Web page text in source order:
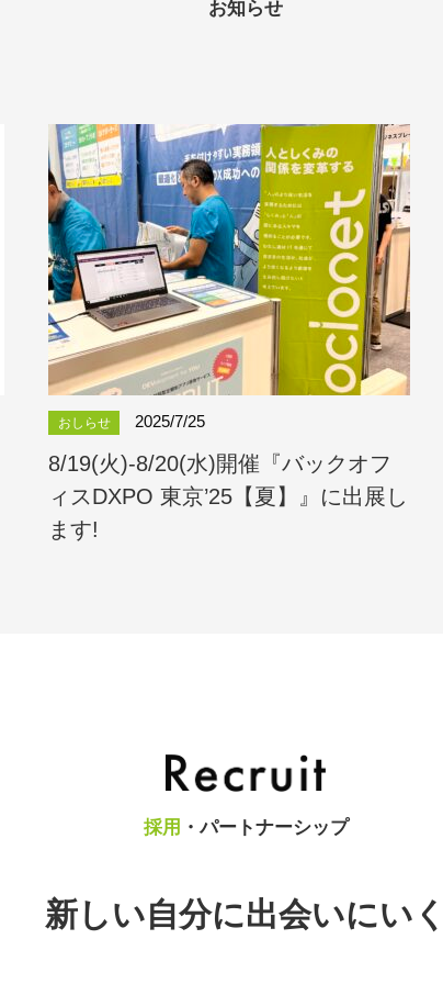
お知らせ
おしらせ 2025/7/25
8/19(火)-8/20(水)開催『バックオフ
ィスDXPO 東京’25【夏】』に出展し
ます!
採用 ・パートナーシップ
新しい自分に出会いにいく